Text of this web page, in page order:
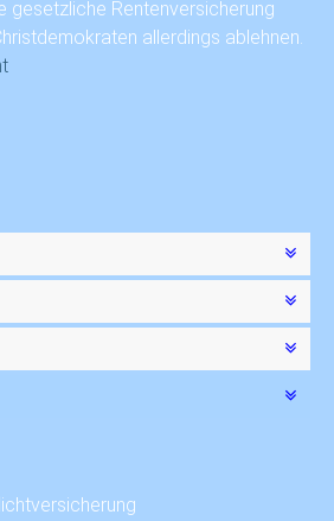
gesetzliche Rentenversicherung
allerdings ablehnen.